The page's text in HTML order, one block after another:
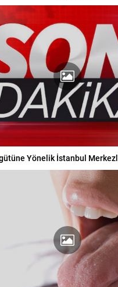
Yönelik İstanbul